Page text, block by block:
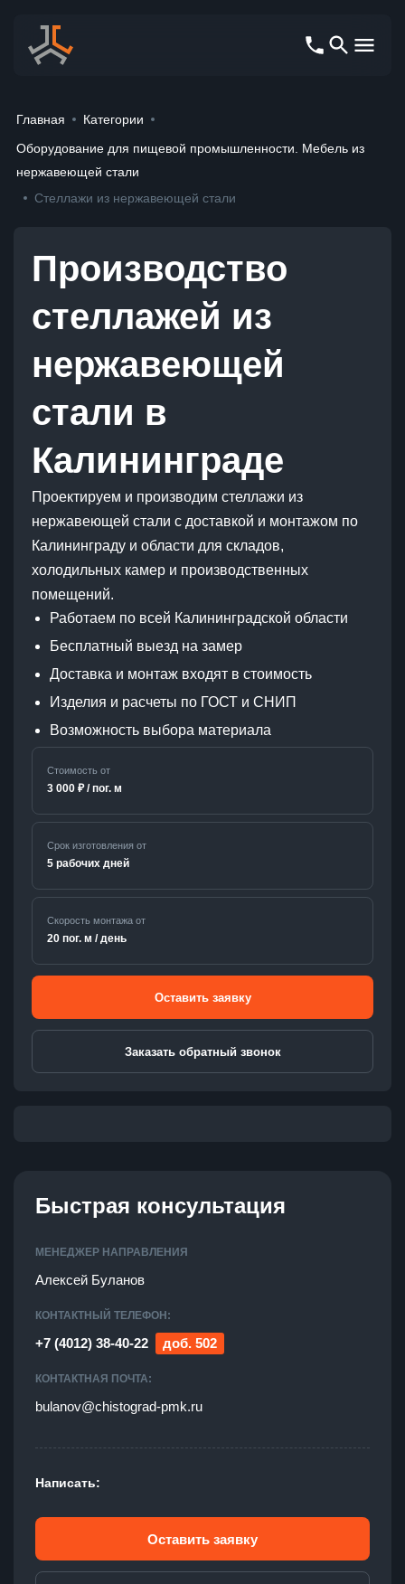
Главная
Категории
Оборудование для пищевой промышленности. Мебель из
нержавеющей стали
Стеллажи из нержавеющей стали
Производство
стеллажей из
нержавеющей
стали в
Калининграде
Проектируем и производим стеллажи из
нержавеющей стали с доставкой и монтажом по
Калининграду и области для складов,
холодильных камер и производственных
помещений.
Работаем по всей Калининградской области
Бесплатный выезд на замер
Доставка и монтаж входят в стоимость
Изделия и расчеты по ГОСТ и СНИП
Возможность выбора материала
Стоимость от
3 000 ₽ / пог. м
Срок изготовления от
5 рабочих дней
Скорость монтажа от
20 пог. м / день
Оставить заявку
Заказать обратный звонок
Быстрая консультация
МЕНЕДЖЕР НАПРАВЛЕНИЯ
Алексей Буланов
КОНТАКТНЫЙ ТЕЛЕФОН:
+7 (4012) 38-40-22 доб. 502
КОНТАКТНАЯ ПОЧТА:
bulanov@chistograd-pmk.ru
Написать:
Оставить заявку